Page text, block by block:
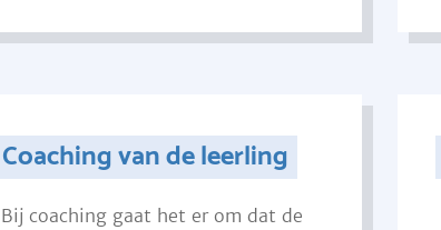
Coaching van de leerling
Bij coaching gaat het er om dat de